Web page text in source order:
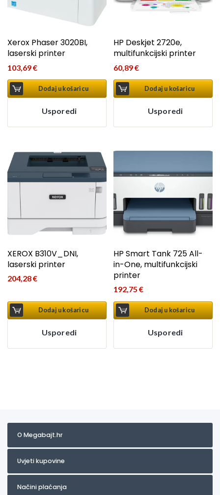
Xerox Phaser 3020BI,
laserski printer
103,69€
Dodaj u košaricu
Usporedi
HP Deskjet 2720e,
multifunkcijski printer
60,89€
Dodaj u košaricu
Usporedi
XEROX B310V_DNI,
laserski printer
204,28€
Dodaj u košaricu
Usporedi
HP Smart Tank 725 All-
in-One, multifunkcijski
printer
192,75€
Dodaj u košaricu
Usporedi
O Megabajt.hr
Uvjeti kupovine
Načini plaćanja